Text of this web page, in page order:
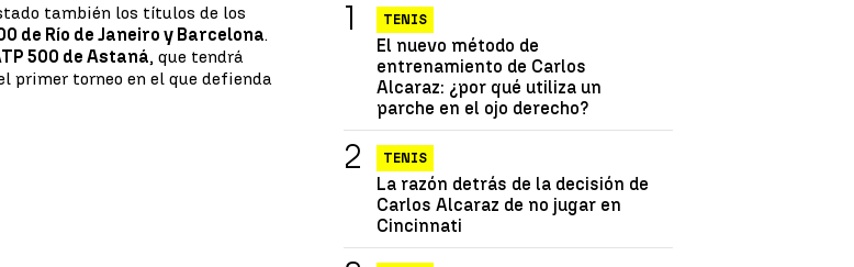
también los títulos de los
de Río de Janeiro y Barcelona.
500 de Astaná, que tendrá
primer torneo en el que defienda
TENIS
El nuevo método de
entrenamiento de Carlos
Alcaraz: ¿por qué utiliza un
parche en el ojo derecho?
TENIS
La razón detrás de la decisión de
Carlos Alcaraz de no jugar en
Cincinnati